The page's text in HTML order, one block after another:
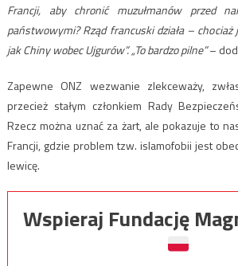
Francji, aby chronić muzułmanów przed
państwowymi? Rząd francuski działa –
jak Chiny wobec Ujgurów”. „To bardzo pilne”–
Zapewne ONZ wezwanie zlekceważy,
przecież stałym członkiem Rady
Rzecz można uznać za żart, ale pokazuje to
Francji, gdzie problem tzw. islamofobii jest
lewicę.
Wspieraj Fundację